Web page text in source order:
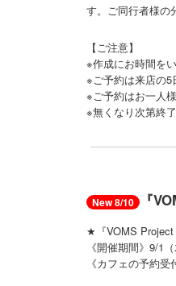
す。ご同行者様の
【ご注意】
※作成にお時間を
※ご予約は来店の5
※ご予約はお一人
※無くなり次第終
New 8/10 『
★『VOMS Project
《開催期間》9/1
《カフェの予約